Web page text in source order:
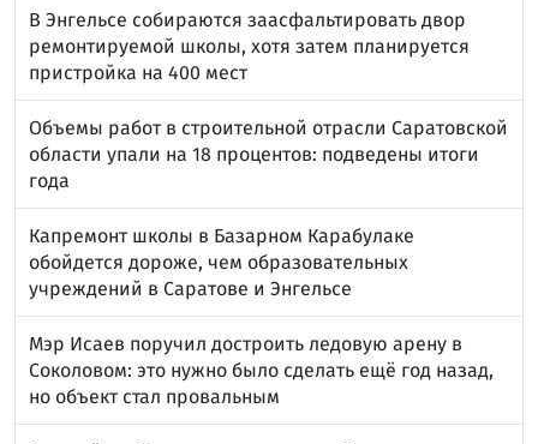
В Энгельсе собираются заасфальтировать двор
ремонтируемой школы, хотя затем планируется
пристройка на 400 мест
Объемы работ в строительной отрасли Саратовской
области упали на 18 процентов: подведены итоги
года
Капремонт школы в Базарном Карабулаке
обойдется дороже, чем образовательных
учреждений в Саратове и Энгельсе
Мэр Исаев поручил достроить ледовую арену в
Соколовом: это нужно было сделать ещё год назад,
но объект стал провальным